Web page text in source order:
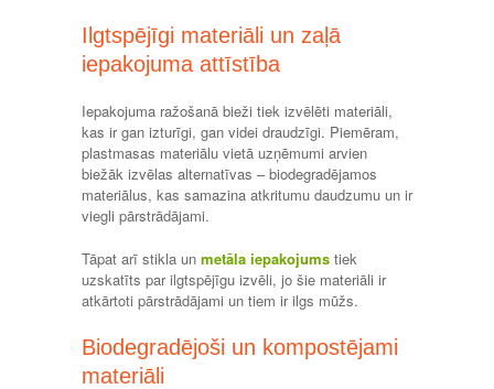
Ilgtspējīgi materiāli un zaļā
iepakojuma attīstība
Iepakojuma ražošanā bieži tiek izvēlēti materiāli,
kas ir gan izturīgi, gan videi draudzīgi. Piemēram,
plastmasas materiālu vietā uzņēmumi arvien
biežāk izvēlas alternatīvas – biodegradējamos
materiālus, kas samazina atkritumu daudzumu un ir
viegli pārstrādājami.
Tāpat arī stikla un metāla iepakojums tiek
uzskatīts par ilgtspējīgu izvēli, jo šie materiāli ir
atkārtoti pārstrādājami un tiem ir ilgs mūžs.
Biodegradējoši un kompostējami
materiāli